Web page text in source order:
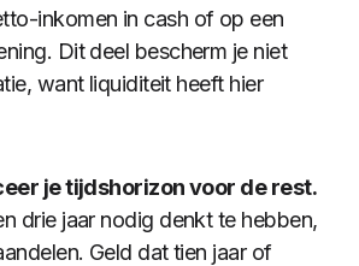
inkomen in cash of op een
Dit deel bescherm je niet
want liquiditeit heeft hier
je tijdshorizon voor de rest.
drie jaar nodig denkt te hebben,
Geld dat tien jaar of